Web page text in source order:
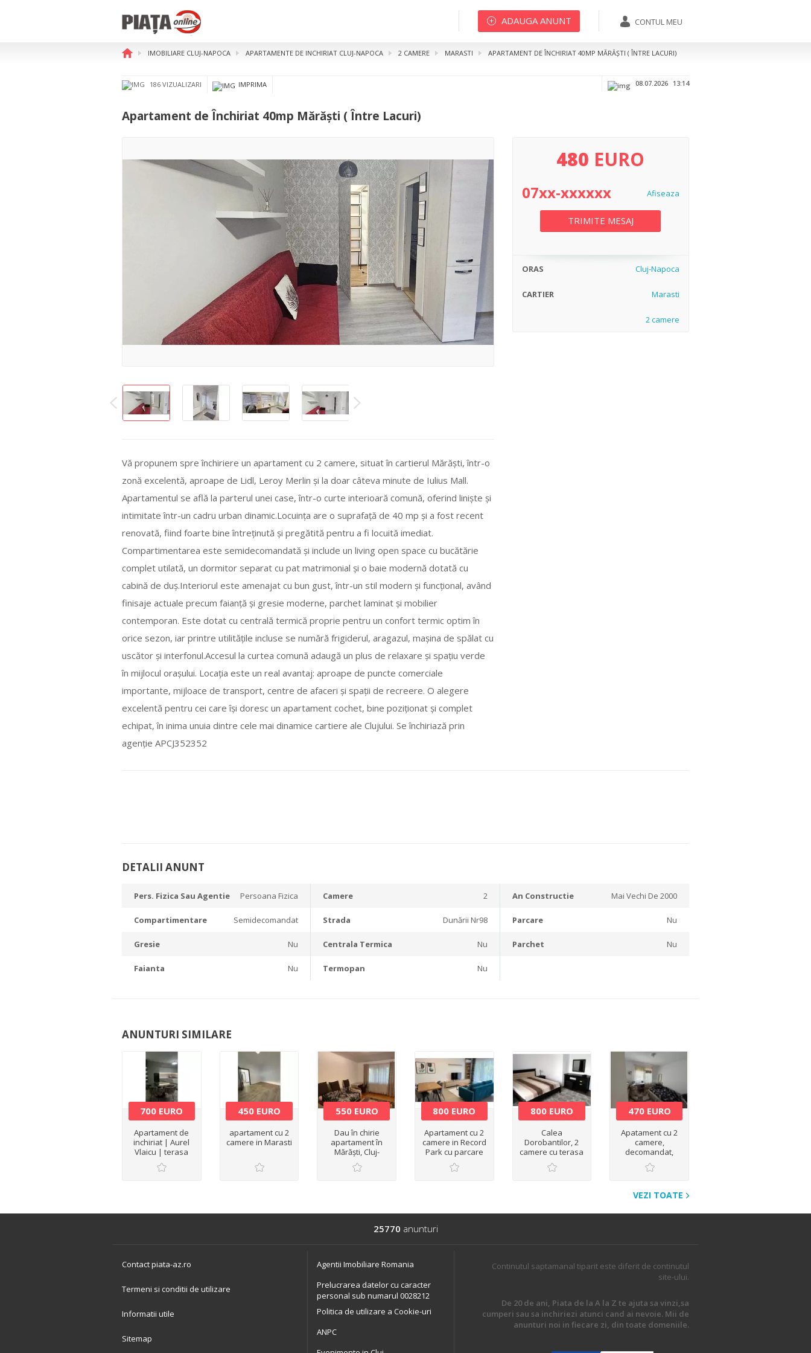
CONTUL MEU
ADAUGA ANUNT
Apartament de Închiriat 40mp Mărăști ( Între Lacuri) 07xx-xxxxxx Afiseaza
IMOBILIARE CLUJ-NAPOCA APARTAMENTE DE INCHIRIAT CLUJ-NAPOCA 2 CAMERE MARASTI APARTAMENT DE ÎNCHIRIAT 40MP MĂRĂȘTI ( ÎNTRE LACURI)
186 VIZUALIZARI IMPRIMA 08.07.2026 13:14
Apartament de Închiriat 40mp Mărăști ( Între Lacuri)
Vă propunem spre închiriere un apartament cu 2 camere, situat în cartierul Mărăști, într-o
zonă excelentă, aproape de Lidl, Leroy Merlin și la doar câteva minute de Iulius Mall.
Apartamentul se află la parterul unei case, într-o curte interioară comună, oferind liniște și
intimitate într-un cadru urban dinamic.Locuința are o suprafață de 40 mp și a fost recent
renovată, fiind foarte bine întreținută și pregătită pentru a fi locuită imediat.
Compartimentarea este semidecomandată și include un living open space cu bucătărie
complet utilată, un dormitor separat cu pat matrimonial și o baie modernă dotată cu
cabină de duș.Interiorul este amenajat cu bun gust, într-un stil modern și funcțional, având
finisaje actuale precum faianță și gresie moderne, parchet laminat și mobilier
contemporan. Este dotat cu centrală termică proprie pentru un confort termic optim în
orice sezon, iar printre utilitățile incluse se numără frigiderul, aragazul, mașina de spălat cu
uscător și interfonul.Accesul la curtea comună adaugă un plus de relaxare și spațiu verde
în mijlocul orașului. Locația este un real avantaj: aproape de puncte comerciale
importante, mijloace de transport, centre de afaceri și spații de recreere. O alegere
excelentă pentru cei care își doresc un apartament cochet, bine poziționat și complet
echipat, în inima unuia dintre cele mai dinamice cartiere ale Clujului. Se închiriază prin
agenție APCJ352352
480 EURO
07xx-xxxxxx Afiseaza
TRIMITE MESAJ
ORAS Cluj-Napoca
CARTIER Marasti
2 camere
DETALII ANUNT
Pers. Fizica Sau Agentie Persoana Fizica Camere 2 An Constructie Mai Vechi De 2000
Compartimentare Semidecomandat Strada Dunării Nr98 Parcare Nu
Gresie Nu Centrala Termica Nu Parchet Nu
Faianta Nu Termopan Nu
ANUNTURI SIMILARE
700 EURO
Apartament de
inchiriat | Aurel
Vlaicu | terasa
generoasa | loc
de parcare
450 EURO
apartament cu 2
camere in Marasti
550 EURO
Dau în chirie
apartament în
Mărăști, Cluj-
Napoca
800 EURO
Apartament cu 2
camere in Record
Park cu parcare
subterana
800 EURO
Calea
Dorobantilor, 2
camere cu terasa
si parcare
470 EURO
Apatament cu 2
camere,
decomandat,
Marasti
VEZI TOATE
25770 anunturi
Contact piata-az.ro
Termeni si conditii de utilizare
Informatii utile
Sitemap
Agentii Imobiliare Romania
Prelucrarea datelor cu caracter
personal sub numarul 0028212
Politica de utilizare a Cookie-uri
ANPC
Continutul saptamanal tiparit este diferit de continutul
site-ului.
De 20 de ani, Piata de la A la Z te ajuta sa vinzi,sa
cumperi sau sa inchiriezi atunci cand ai nevoie. Mii de
anunturi noi in fiecare zi, din toate domeniile.